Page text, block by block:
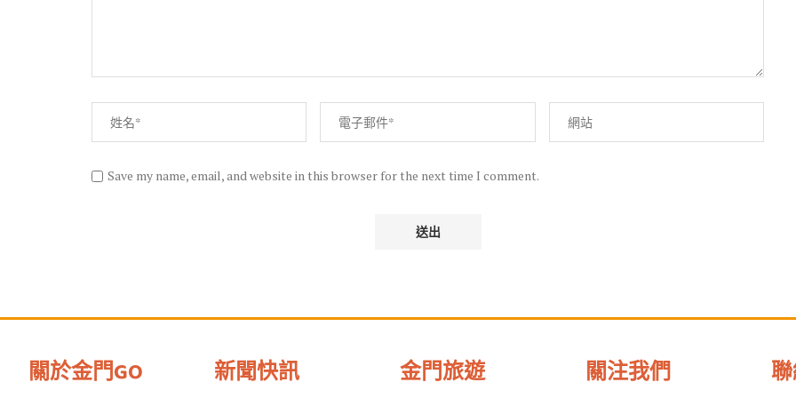
Save my name, email, and website in this browser for the next time I comment.
關於金門GO 新聞快訊 金門旅遊 關注我們